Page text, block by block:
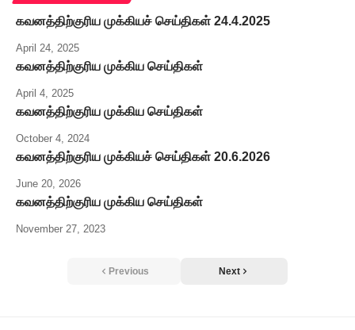
கவனத்திற்குரிய முக்கியச் செய்திகள் 24.4.2025
April 24, 2025
கவனத்திற்குரிய முக்கிய செய்திகள்
April 4, 2025
கவனத்திற்குரிய முக்கிய செய்திகள்
October 4, 2024
கவனத்திற்குரிய முக்கியச் செய்திகள் 20.6.2026
June 20, 2026
கவனத்திற்குரிய முக்கிய செய்திகள்
November 27, 2023
Previous Next